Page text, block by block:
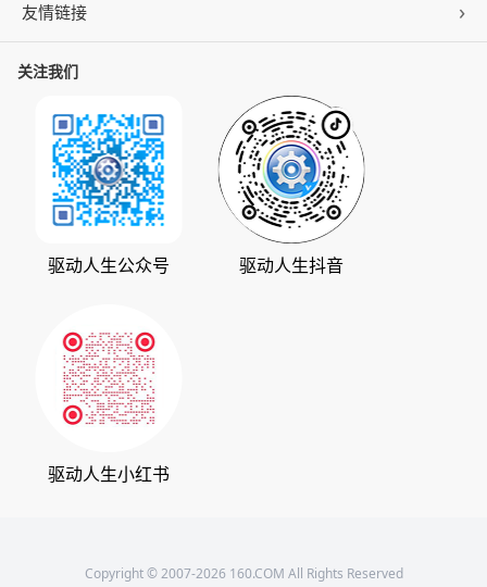
百页窗
数据救星
人生日历
公司概况
公司动态
发展历程
支持中心
版权声明
友情链接
ZOL下载
华军软件园
系统之家
下载之家
驱动大师
天极下载
关注我们
驱动人生公众号 驱动人生抖音
驱动人生小红书
Copyright © 2007-2026 160.COM All Rights Reserved